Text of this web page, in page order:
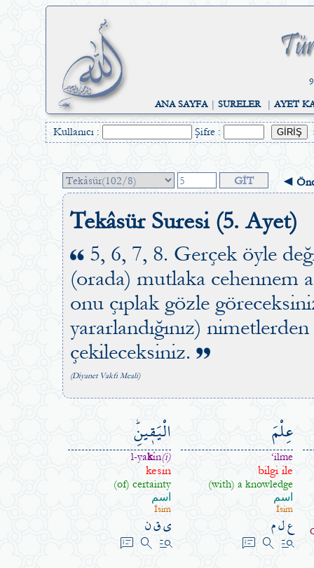
ANA SAYFA| SURELER| AYET
Kullanıcı : Şifre :
◄
Tekâsür Suresi (5. Ayet)
5, 6, 7, 8. Gerçek öyle
(orada) mutlaka cehennem
onu çıplak gözle
yararlandığınız)
çekileceksiniz.
(Diyanet Vakfı Meali)
عِلْمَ
‘ilme
bilgi ile
(with) a knowledge
اسم
İsim
ع ل م
manage_search
search
speaker_notes
الْيَق۪ينِۜ
l-yakîn(i)
kesin
(of) certainty
اسم
İsim
ي ق ن
manage_search
search
speaker_notes